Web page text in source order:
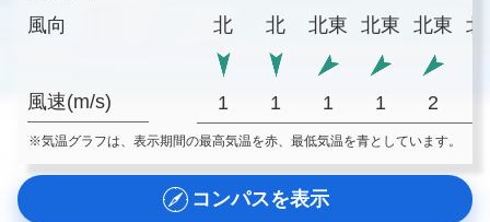
風向
風速(m/s)
北
北 北東 北東 北東 北
1 1 1 1 2
※気温グラフは、表示期間の最高気温を赤、最低気温を青としています。
コンパスを表示